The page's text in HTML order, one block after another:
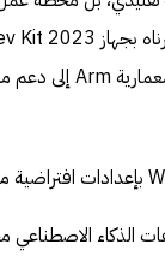
الذكاء الاصطناعي